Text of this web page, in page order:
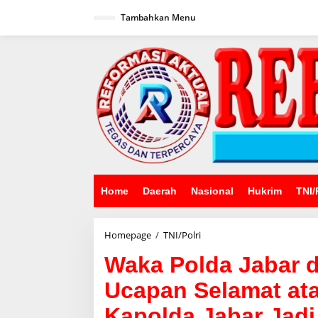
Tambahkan Menu
Home Daerah Nasional Hukrim TNI/
Homepage / TNI/PolriWaka
Jabar
dan
Pejabat
Utama
Beri
Waka Polda Jabar
Ucapan Selamat